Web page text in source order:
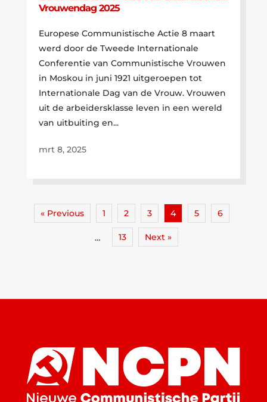
Vrouwendag 2025
Europese Communistische Actie 8 maart
werd door de Tweede Internationale
Conferentie van Communistische Vrouwen
in Moskou in juni 1921 uitgeroepen tot
Internationale Dag van de Vrouw. Vrouwen
uit de arbeidersklasse leven in een wereld
van uitbuiting en...
mrt 8, 2025
« Previous 1 2 3 4 5 6
… 13 Next »